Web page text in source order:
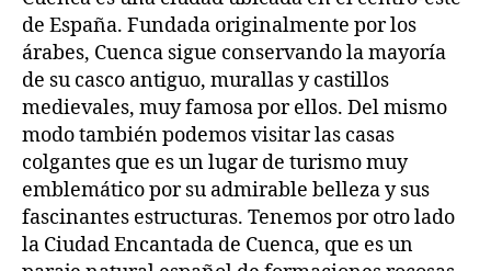
de España. Fundada originalmente por los
árabes, Cuenca sigue conservando la mayoría
de su casco antiguo, murallas y castillos
medievales, muy famosa por ellos. Del mismo
modo también podemos visitar las casas
colgantes que es un lugar de turismo muy
emblemático por su admirable belleza y sus
fascinantes estructuras. Tenemos por otro lado
la Ciudad Encantada de Cuenca, que es un